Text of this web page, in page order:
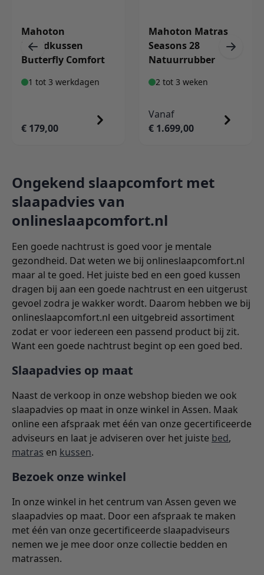
Mahoton
Hoofdkussen
Butterfly Comfort
1 tot 3 werkdagen
€ 179,00
Mahoton Matras
Seasons 28
Natuurrubber
2 tot 3 weken
Vanaf
€ 1.699,00
Ongekend slaapcomfort met
slaapadvies van
onlineslaapcomfort.nl
Een goede nachtrust is goed voor je mentale
gezondheid. Dat weten we bij onlineslaapcomfort.nl
maar al te goed. Het juiste bed en een goed kussen
dragen bij aan een goede nachtrust en een uitgerust
gevoel zodra je wakker wordt. Daarom hebben we bij
onlineslaapcomfort.nl een uitgebreid assortiment
zodat er voor iedereen een passend product bij zit.
Want een goede nachtrust begint op een goed bed.
Slaapadvies op maat
Naast de verkoop in onze webshop bieden we ook
slaapadvies op maat in onze winkel in Assen. Maak
online een afspraak met één van onze gecertificeerde
adviseurs en laat je adviseren over het juiste bed,
matras en kussen.
Bezoek onze winkel
In onze winkel in het centrum van Assen geven we
slaapadvies op maat. Door een afspraak te maken
met één van onze gecertificeerde slaapadviseurs
nemen we je mee door onze collectie bedden en
matrassen.